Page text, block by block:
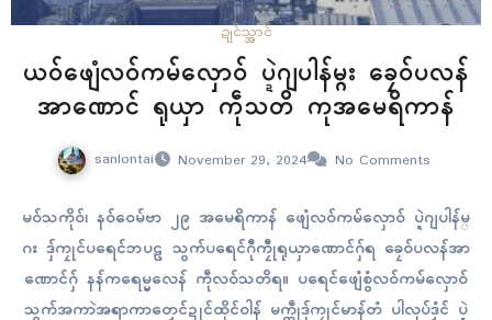
ဍုၚ်သ္အာၚ်
ယဝ်ဖျေံလဝ်ကမ်လှောဝ် ပ္ဍဲဂျပါန်မ္ဂး ခၠေဝ်ပလန်
အာဏောၚ် ရုယှာ ကဵုသတိ ကုအမေရိကာန်
sanlontai November 29, 2024 No Comments
မဝ်သကိုဝ်၊ နဝ်ဝေမ်ဗာ ၂၉ အမေရိကာန် ဖျေံလဝ်ကမ်လှောဝ် ပ္ဍဲဂျပါန်မ္
ဂး ဒှ်ကၠုၚ်ပရေၚ်ဘပဠ သွက်ပရေၚ်ဂီုကၠီုရုယှာဏောၚ်ဂှ်ရ ခၠေဝ်ပလန်အာ
ဏောၚ်ဂှ် နန်ကရေမ္မလေန် ကဵုလဝ်သတိရ။ ပရေၚ်ဖျေံစွံလဝ်ကမ်လှောဝ်
သွက်အကာဲအရာကာတၟေၚ်ဍုၚ်ထိုၚ်ဝါန် မက္တဵုဒှ်ကၠုၚ်မာန်တံ ပါလုပ်ဒၟံၚ် ပ္ဍဲ